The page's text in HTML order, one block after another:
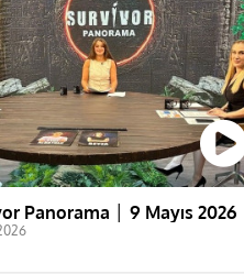
Panorama │ 9 Mayıs 2026